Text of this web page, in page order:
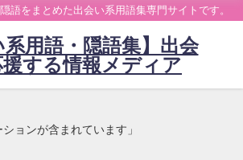
語をまとめた出会い系用語集専門サイトです。
系用語・隠語集】出会
する情報メディア
ョンが含まれています」